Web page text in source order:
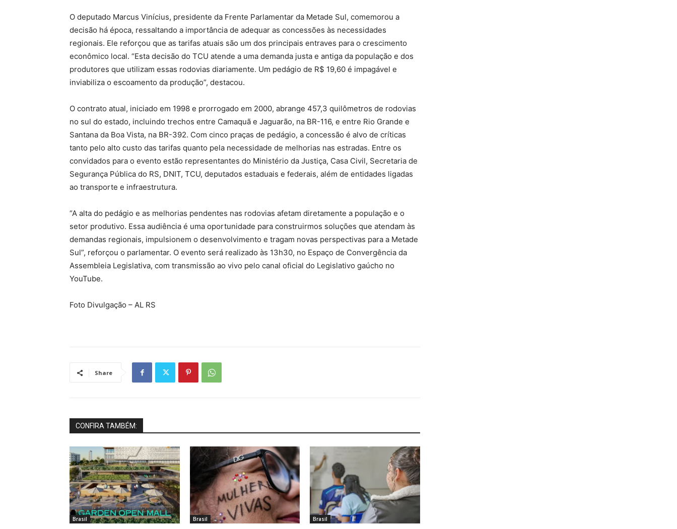
O deputado Marcus Vinícius, presidente da Frente Parlamentar da Metade Sul, comemorou a
decisão há época, ressaltando a importância de adequar as concessões às necessidades
regionais. Ele reforçou que as tarifas atuais são um dos principais entraves para o crescimento
econômico local. “Esta decisão do TCU atende a uma demanda justa e antiga da população e dos
produtores que utilizam essas rodovias diariamente. Um pedágio de R$ 19,60 é impagável e
inviabiliza o escoamento da produção”, destacou.
O contrato atual, iniciado em 1998 e prorrogado em 2000, abrange 457,3 quilômetros de rodovias
no sul do estado, incluindo trechos entre Camaquã e Jaguarão, na BR-116, e entre Rio Grande e
Santana da Boa Vista, na BR-392. Com cinco praças de pedágio, a concessão é alvo de críticas
tanto pelo alto custo das tarifas quanto pela necessidade de melhorias nas estradas. Entre os
convidados para o evento estão representantes do Ministério da Justiça, Casa Civil, Secretaria de
Segurança Pública do RS, DNIT, TCU, deputados estaduais e federais, além de entidades ligadas
ao transporte e infraestrutura.
“A alta do pedágio e as melhorias pendentes nas rodovias afetam diretamente a população e o
setor produtivo. Essa audiência é uma oportunidade para construirmos soluções que atendam às
demandas regionais, impulsionem o desenvolvimento e tragam novas perspectivas para a Metade
Sul”, reforçou o parlamentar. O evento será realizado às 13h30, no Espaço de Convergência da
Assembleia Legislativa, com transmissão ao vivo pelo canal oficial do Legislativo gaúcho no
YouTube.
Foto Divulgação – AL RS
Share
CONFIRA TAMBÉM:
Brasil Brasil Brasil